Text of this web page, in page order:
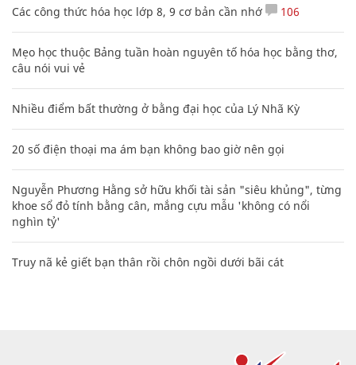
Các công thức hóa học lớp 8, 9 cơ bản cần nhớ 106
Mẹo học thuộc Bảng tuần hoàn nguyên tố hóa học bằng thơ,
câu nói vui vẻ
Nhiều điểm bất thường ở bằng đại học của Lý Nhã Kỳ
20 số điện thoại ma ám bạn không bao giờ nên gọi
Nguyễn Phương Hằng sở hữu khối tài sản "siêu khủng", từng
khoe sổ đỏ tính bằng cân, mắng cựu mẫu 'không có nổi
nghìn tỷ'
Truy nã kẻ giết bạn thân rồi chôn ngồi dưới bãi cát